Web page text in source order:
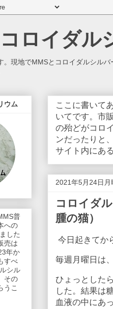
ロイダル
。現地でMMSとコロイダルシル
ここに書いて
いてです。市
の殆どがコロ
ンだったりと
サイト内にあ
2021年5月24日月
コロイダ
腫の猫）
今日起きてか
毎週月曜日は
ひょっとした
した。結果は
血液の中にあ
ウム
普
への
した
売は
年か
すべ
シル
その
うこ